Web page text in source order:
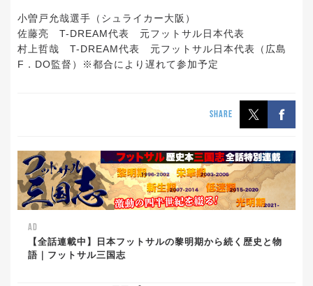
小曽戸允哉選手（シュライカー大阪）
佐藤亮 T-DREAM代表 元フットサル日本代表
村上哲哉 T-DREAM代表 元フットサル日本代表（広島
F．DO監督）※都合により遅れて参加予定
SHARE
AD
【全話連載中】日本フットサルの黎明期から続く歴史と物
語｜フットサル三国志